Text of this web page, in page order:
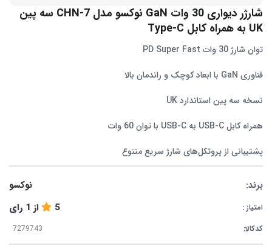
شارژر دیواری 30 وات GaN نوکسو مدل CHN‑7 سه پین
UK به همراه کابل Type-C
توان شارژ 30 وات PD Super Fast
فناوری GaN با ابعاد کوچک و راندمان بالا
نسخه سه پین استاندارد UK
همراه کابل USB‑C به USB‑C با توان 60 وات
پشتیبانی از پروتکل‌های شارژ سریع متنوع
برند: نوکسو
امتیاز : 5 از 1 رای
کدکالا: